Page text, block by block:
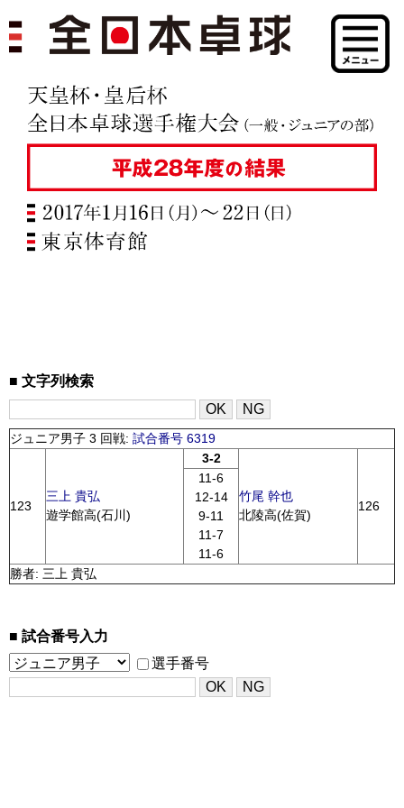
文字列検索
ジュニア男子 3 回戦: 試合番号 6319
123
三上 貴弘
遊学館高(石川)
3-2
竹尾 幹也
北陵高(佐賀)
126
11-6
12-14
9-11
11-7
11-6
勝者: 三上 貴弘
試合番号入力
選手番号